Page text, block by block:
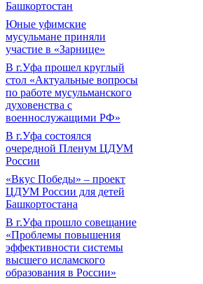
Башкортостан
Юные уфимские
мусульмане приняли
участие в «Зарнице»
В г.Уфа прошел круглый
стол «Актуальные вопросы
по работе мусульманского
духовенства с
военнослужащими РФ»
В г.Уфа состоялся
очередной Пленум ЦДУМ
России
«Вкус Победы» – проект
ЦДУМ России для детей
Башкортостана
В г.Уфа прошло совещание
«Проблемы повышения
эффективности системы
высшего исламского
образования в России»